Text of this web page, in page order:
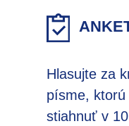
Hlasujte za
písme,
stiahnuť v